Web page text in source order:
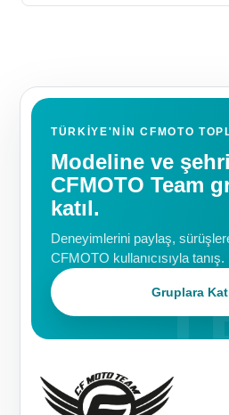
TÜRKIYE'NIN CFMOTO
Modeline ve
CFMOTO Team
katıl.
Deneyimlerini paylaş,
CFMOTO kullanıcısıyla tanış.
Gruplara